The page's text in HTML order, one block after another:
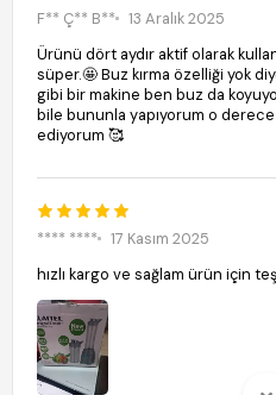
F** Ç** B**
13 Aralık 2025
Ürünü dört aydır aktif olarak
süper.🤩 Buz kırma özelliği yok
gibi bir makine ben buz da
bile bununla yapıyorum o
ediyorum 🥰
**** ****
17 Kasım 2025
hızlı kargo ve sağlam ürün için